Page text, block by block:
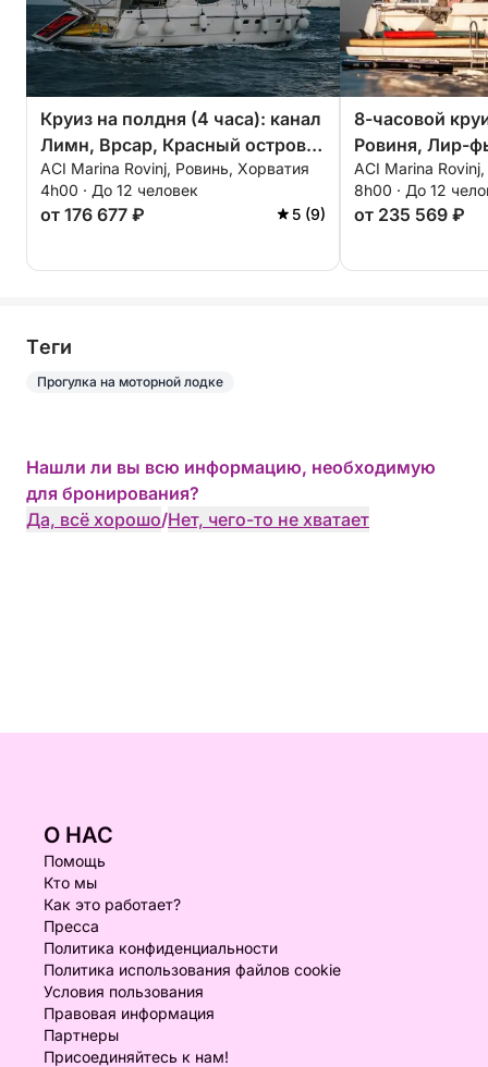
Круиз на полдня (4 часа): канал
Лимн, Врсар, Красный остров и
многое другое с напитками и
закусками
ACI Marina Rovinj, Ровинь, Хорватия
4h00 · До 12 человек
от 176 677 ₽ 5 (9)
8-часовой
Ровиня, Лир-
многое
закусками и
ACI Marina
8h00 · До 12
от 235 569 ₽
Tеги
Прогулка на моторной лодке
Нашли ли вы всю информацию, необходимую
для бронирования?
Да, всё хорошо/Нет, чего-то не хватает
О НАС
Помощь
Кто мы
Как это работает?
Пресса
Политика конфиденциальности
Политика использования файлов cookie
Условия пользования
Правовая информация
Партнеры
Присоединяйтесь к нам!